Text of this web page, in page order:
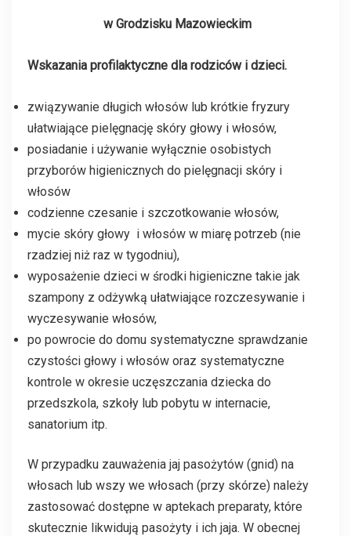
w Grodzisku Mazowieckim
Wskazania profilaktyczne dla rodziców i dzieci.
związywanie długich włosów lub krótkie fryzury
ułatwiające pielęgnację skóry głowy i włosów,
posiadanie i używanie wyłącznie osobistych
przyborów higienicznych do pielęgnacji skóry i
włosów
codzienne czesanie i szczotkowanie włosów,
mycie skóry głowy i włosów w miarę potrzeb (nie
rzadziej niż raz w tygodniu),
wyposażenie dzieci w środki higieniczne takie jak
szampony z odżywką ułatwiające rozczesywanie i
wyczesywanie włosów,
po powrocie do domu systematyczne sprawdzanie
czystości głowy i włosów oraz systematyczne
kontrole w okresie uczęszczania dziecka do
przedszkola, szkoły lub pobytu w internacie,
sanatorium itp.
W przypadku zauważenia jaj pasożytów (gnid) na
włosach lub wszy we włosach (przy skórze) należy
zastosować dostępne w aptekach preparaty, które
skutecznie likwidują pasożyty i ich jaja. W obecnej